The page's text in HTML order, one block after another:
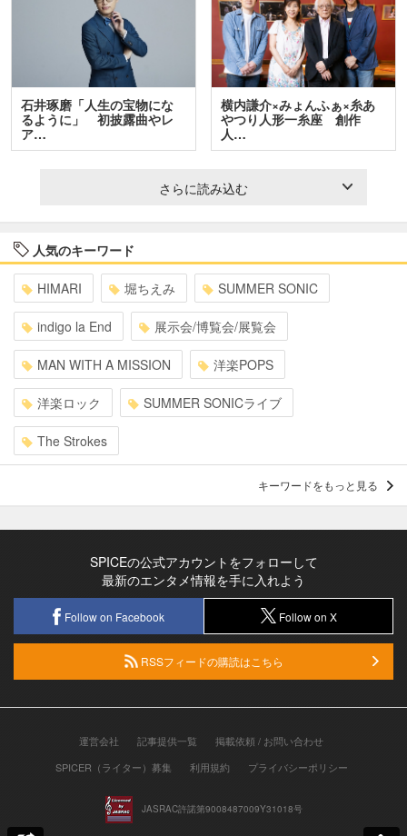
石井琢磨「人生の宝物にな
るように」 初披露曲やレ
ア…
横内謙介×みょんふぁ×糸あ
やつり人形一糸座 創作
人…
さらに読み込む
人気のキーワード
HIMARI 堀ちえみ SUMMER SONIC
indigo la End 展示会/博覧会/展覧会
MAN WITH A MISSION 洋楽POPS
洋楽ロック SUMMER SONICライブ
The Strokes
キーワードをもっと見る
SPICEの公式アカウントをフォローして
最新のエンタメ情報を手に入れよう
Follow on Facebook Follow on X
RSSフィードの購読はこちら
運営会社 記事提供一覧
掲載依頼 / お問い合わせ
SPICER（ライター）募集
利用規約 プライバシーポリシー
JASRAC許諾第9008487009Y31018号